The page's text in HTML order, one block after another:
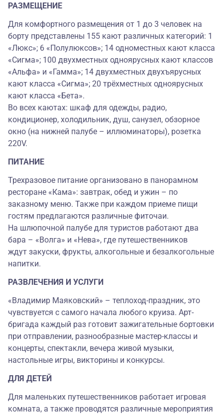
РАЗМЕЩЕНИЕ
Для комфортного размещения от 1 до 3 человек на
борту представлены 155 кают различных категорий: 1
«Люкс»; 6 «Полулюксов»; 14 одноместных кают класса
«Сигма»; 100 двухместных одноярусных кают классов
«Альфа» и «Гамма»; 14 двухместных двухъярусных
кают класса «Сигма»; 20 трёхместных одноярусных
кают класса «Бета».
Во всех каютах: шкаф для одежды, радио,
кондиционер, холодильник, душ, санузел, обзорное
окно (на нижней палубе – иллюминаторы), розетка
220V.
ПИТАНИЕ
Трехразовое питание организовано в панорамном
ресторане «Кама»: завтрак, обед и ужин – по
заказному меню. Также при каждом приеме пищи
гостям предлагаются различные фиточаи.
На шлюпочной палубе для туристов работают два
бара – «Волга» и «Нева», где путешественников
ждут закуски, фрукты, алкогольные и безалкогольные
напитки.
РАЗВЛЕЧЕНИЯ И УСЛУГИ
«Владимир Маяковский» – теплоход-праздник, это
чувствуется с самого начала любого круиза. Арт-
бригада каждый раз готовит зажигательные бортовки
при отправлении, разнообразные мастер-классы и
концерты, спектакли, вечера живой музыки,
настольные игры, викторины и конкурсы.
ДЛЯ ДЕТЕЙ
Для маленьких путешественников работает игровая
комната, а также проводятся различные мероприятия